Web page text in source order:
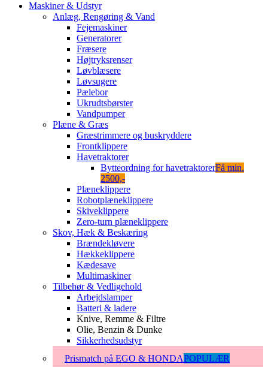
Maskiner & Udstyr
Anlæg, Rengøring & Vand
Fejemaskiner
Generatorer
Fræsere
Højtryksrenser
Løvblæsere
Løvsugere
Pælebor
Ukrudtsbørster
Vandpumper
Plæne & Græs
Græstrimmere og buskryddere
Frontklippere
Havetraktorer
Bytteordning for havetraktorerFå min.
2500,-
Plæneklippere
Robotplæneklippere
Skiveklippere
Zero-turn plæneklippere
Skov, Hæk & Beskæring
Brændekløvere
Hækkeklippere
Kædesave
Multimaskiner
Tilbehør & Vedligehold
Arbejdslamper
Batteri & ladere
Knive, Remme & Filtre
Olie, Benzin & Dunke
Sikkerhedsudstyr
Prismatch på EGO & HONDAPOPULÆR